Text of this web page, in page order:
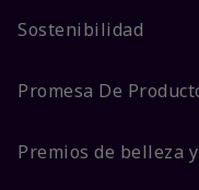
Sostenibilidad
Promesa De
Premios de belleza